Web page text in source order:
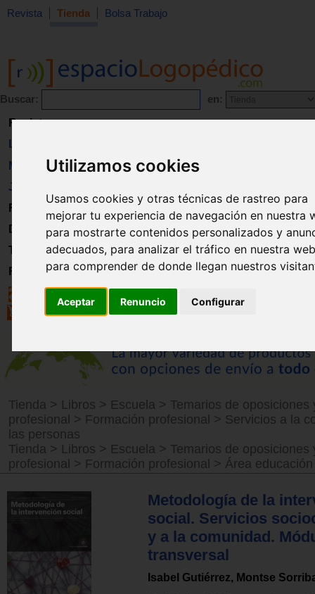
Utilizamos cookies
Usamos cookies y otras técnicas de rastreo para
mejorar tu experiencia de navegación en nuestra
para mostrarte contenidos personalizados y
adecuados, para analizar el tráfico en nuestra
para comprender de donde llegan nuestros
Aceptar Renuncio Configurar
Revista Tienda Bolsa Trabajo
Buscar: en:
Revista
Libros
Material
Juguetes
Formación
Directorio
Trabajo
Registro
Tienda > Libros > Escuela > Temarios de oposiciones
profesional
> Formación profesional > Servicios a la
las personas
Tienda > Libros > Escuela > Temarios de oposiciones
profesional
> Formación profesional > Área educación
Metodología de la
social. Servicios
y a la comunidad.
transversal
Isabel Gutiérrez, Montse